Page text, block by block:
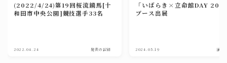
(2022/4/24)第19回桜流鏑馬[十
和田市中央公園]競技選手33名
2022.04.24 発表の記録
「いばらき×立命館DAY
ブース出展
2024.05.19 活動